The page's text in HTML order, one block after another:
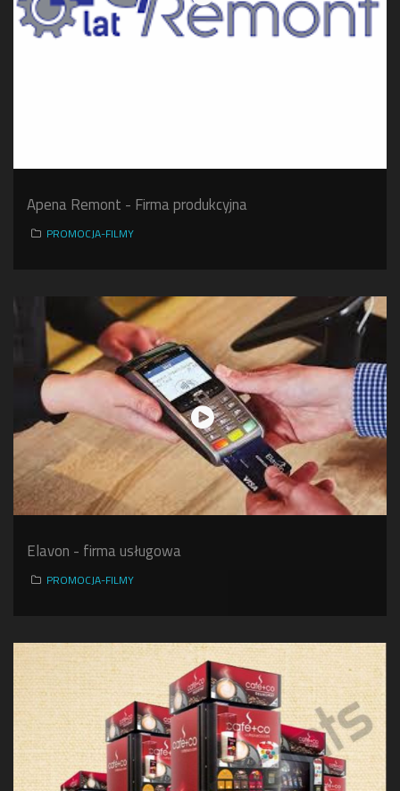
Apena Remont - Firma produkcyjna
PROMOCJA-FILMY
Elavon - firma usługowa
PROMOCJA-FILMY